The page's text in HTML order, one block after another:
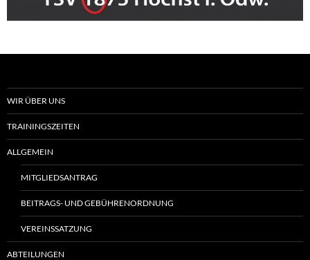
WIR ÜBER UNS
TRAININGSZEITEN
ALLGEMEIN
MITGLIEDSANTRAG
BEITRAGS- UND GEBÜHRENORDNUNG
VEREINSSATZUNG
ABTEILUNGEN